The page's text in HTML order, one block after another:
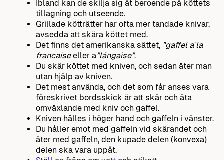
Ibland kan de skilja sig åt beroende på köttets
tillagning och utseende.
Grillade kötträtter har ofta mer tandade knivar,
avsedda att skära köttet med.
Det finns det amerikanska sättet, ”gaffel a´la
francaiseeller a”lángaise”.
Du skär köttet med kniven, och sedan äter man
utan hjälp av kniven.
Det mest använda, och det som får anses vara
föreskrivet bordsskick är att skär och äta
omväxlande med kniv och gaffel.
Kniven hålles i höger hand och gaffeln i vänster.
Du håller emot med gaffeln vid skärandet och
äter med gaffeln, den kupade delen (konvexa)
delen ska vara uppåt.